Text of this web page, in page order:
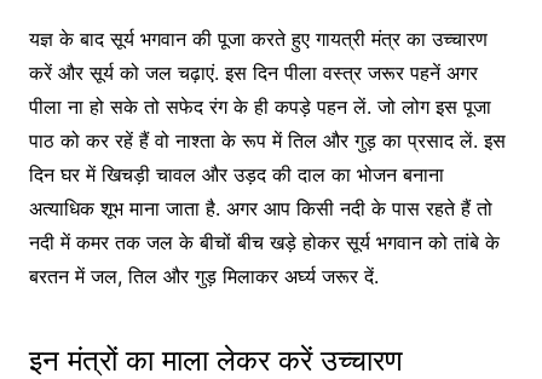
यज्ञ के बाद सूर्य भगवान की पूजा करते हुए गायत्री मंत्र का उच्चारण
करें और सूर्य को जल चढ़ाएं. इस दिन पीला वस्त्र जरूर पहनें अगर
पीला ना हो सके तो सफेद रंग के ही कपड़े पहन लें. जो लोग इस पूजा
पाठ को कर रहें हैं वो नाश्ता के रूप में तिल और गुड़ का प्रसाद लें. इस
दिन घर में खिचड़ी चावल और उड़द की दाल का भोजन बनाना
अत्याधिक शूभ माना जाता है. अगर आप किसी नदी के पास रहते हैं तो
नदी में कमर तक जल के बीचों बीच खड़े होकर सूर्य भगवान को तांबे के
बरतन में जल, तिल और गुड़ मिलाकर अर्घ्य जरूर दें.
इन मंत्रों का माला लेकर करें उच्चारण